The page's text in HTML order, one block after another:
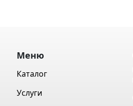
Меню
Каталог
Услуги